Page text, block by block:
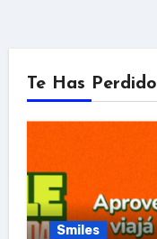
Te Has Perdido
Smiles